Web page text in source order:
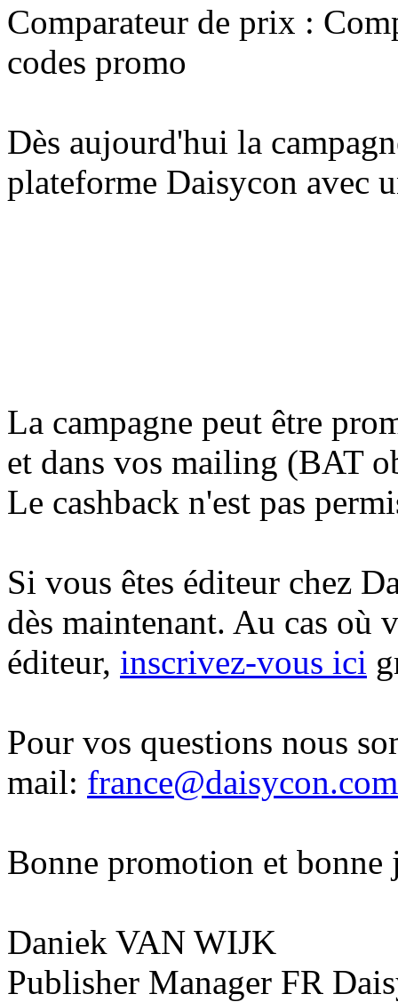
Comparateur de prix :
codes promo
Dès aujourd'hui la
plateforme Daisycon avec
La campagne peut être
et dans vos mailing (BAT
Le cashback n'est pas
Si vous êtes éditeur chez
dès maintenant. Au cas où
éditeur, inscrivez-vous ici
Pour vos questions nous
mail: france@daisycon.com
Bonne promotion et bonne
Daniek VAN WIJK
Publisher Manager FR